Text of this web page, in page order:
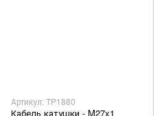
Артикул: TP1880
Кабель катушки - M27x1